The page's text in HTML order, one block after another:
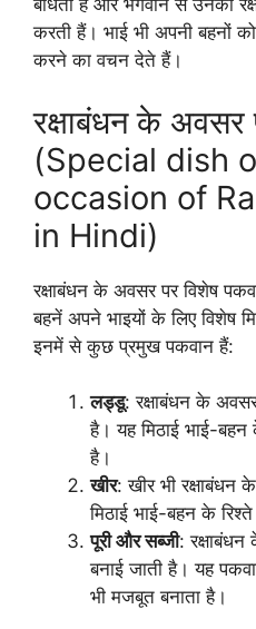
बांधती हैं और भगवान से उनकी
करती हैं। भाई भी अपनी बहनों
करने का वचन देते हैं।
रक्षाबंधन के अवसर
(Special dish
occasion of
in Hindi)
रक्षाबंधन के अवसर पर विशेष
बहनें अपने भाइयों के लिए विशेष
इनमें से कुछ प्रमुख पकवान हैं:
लड्डू: रक्षाबंधन के
है। यह मिठाई भाई-बहन
है।
खीर: खीर भी रक्षाबंधन
मिठाई भाई-बहन के
पूरी और सब्जी:
बनाई जाती है। यह
भी मजबूत बनाता है।